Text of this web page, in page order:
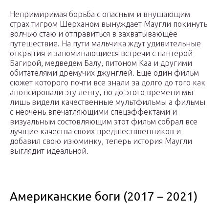
Непримиримая борьба с опасным и внушающим
страх тигром Шерханом вынуждает Маугли покинуть
волчью стаю и отправиться в захватывающее
путешествие. На пути мальчика ждут удивительные
открытия и запоминающиеся встречи с пантерой
Багирой, медведем Балу, питоном Каа и другими
обитателями дремучих джунглей. Еще один фильм
сюжет которого почти все знали за долго до того как
анонсировали эту ленту, но до этого времени мы
лишь видели качественные мультфильмы а фильмы
с неочень впечатляющими спецэффектами и
визуальным состовляющим этот фильм собрал все
лучшие качества своих предшестввенников и
добавил свою изюминку, теперь история Маугли
выглядит идеальной.
Американские боги (2017 – 2021)